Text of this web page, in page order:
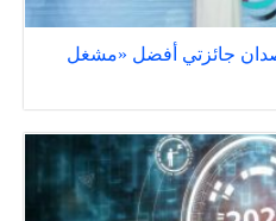
جائزتي أفضل «مشغل